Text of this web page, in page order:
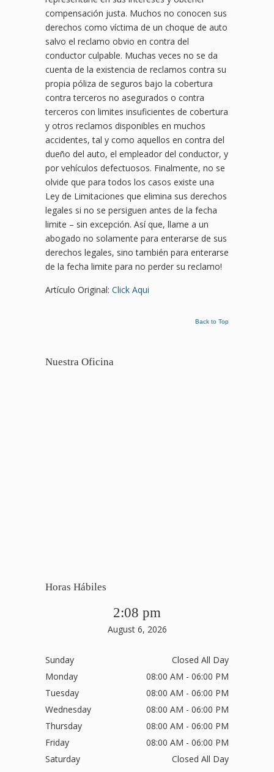
compensación justa. Muchos no conocen sus
derechos como víctima de un choque de auto
salvo el reclamo obvio en contra del
conductor culpable. Muchas veces no se da
cuenta de la existencia de reclamos contra su
propia póliza de seguros bajo la cobertura
contra terceros no asegurados o contra
terceros con limites insuficientes de cobertura
y otros reclamos disponibles en muchos
accidentes, tal y como aquellos en contra del
dueño del auto, el empleador del conductor, y
por vehículos defectuosos. Finalmente, no se
olvide que para todos los casos existe una
Ley de Limitaciones que elimina sus derechos
legales si no se persiguen antes de la fecha
limite – sin excepción. Así que, llame a un
abogado no solamente para enterarse de sus
derechos legales, sino también para enterarse
de la fecha limite para no perder su reclamo!
Artículo Original: Click Aqui
Back to Top
Nuestra Oficina
Horas Hábiles
2:08 pm
August 6, 2026
Sunday
Closed All Day
Monday
08:00 AM - 06:00 PM
Tuesday
08:00 AM - 06:00 PM
Wednesday
08:00 AM - 06:00 PM
Thursday
08:00 AM - 06:00 PM
Friday
08:00 AM - 06:00 PM
Saturday
Closed All Day